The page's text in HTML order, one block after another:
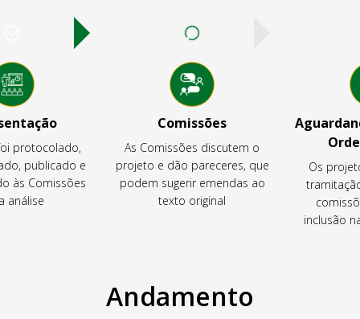
protocolado,
publicado e
às Comissões
análise
Comissões
As Comissões discutem o
projeto e dão pareceres, que
podem sugerir emendas ao
texto original
Os
inclusão
Andamento